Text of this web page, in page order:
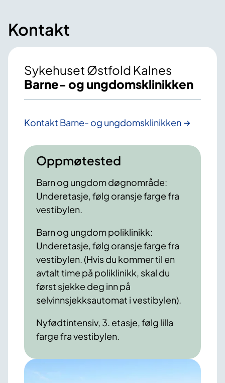
Kontakt
Sykehuset Østfold Kalnes
Barne- og ungdomsklinikken
Kontakt Barne- og ungdomsklinikken
Oppmøtested
Barn og ungdom døgnområde:
Underetasje, følg oransje farge fra
vestibylen.
Barn og ungdom poliklinikk:
Underetasje, følg oransje farge fra
vestibylen. (Hvis du kommer til en
avtalt time på poliklinikk, skal du
først sjekke deg inn på
selvinnsjekksautomat i vestibylen).
Nyfødtintensiv, 3. etasje, følg lilla
farge fra vestibylen.